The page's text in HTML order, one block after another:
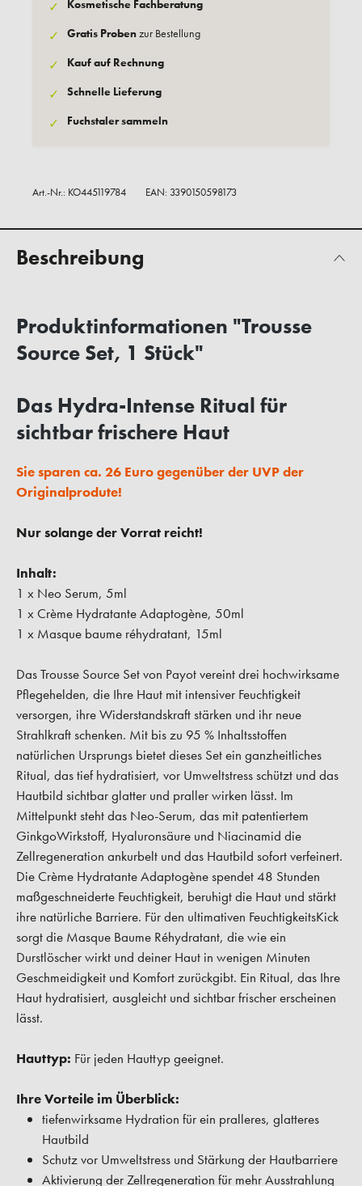
✓ Kosmetische Fachberatung
✓ Gratis Probenzur Bestellung
✓ Kauf auf Rechnung
✓ Schnelle Lieferung
✓ Fuchstaler sammeln
Art.-Nr.: KO445119784 EAN: 3390150598173
Beschreibung
Produktinformationen "Trousse
Source Set, 1 Stück"
Das Hydra-Intense Ritual für
sichtbar frischere Haut
Sie sparen ca. 26 Euro gegenüber der UVP der
Originalprodute!
Nur solange der Vorrat reicht!
Inhalt:
1 x Neo Serum, 5ml
1 x Crème Hydratante Adaptogène, 50ml
1 x Masque baume réhydratant, 15ml
Das Trousse Source Set von Payot vereint drei hochwirksame
Pflegehelden, die Ihre Haut mit intensiver Feuchtigkeit
versorgen, ihre Widerstandskraft stärken und ihr neue
Strahlkraft schenken. Mit bis zu 95 % Inhaltsstoffen
natürlichen Ursprungs bietet dieses Set ein ganzheitliches
Ritual, das tief hydratisiert, vor Umweltstress schützt und das
Hautbild sichtbar glatter und praller wirken lässt. Im
Mittelpunkt steht das Neo-Serum, das mit patentiertem
GinkgoWirkstoff, Hyaluronsäure und Niacinamid die
Zellregeneration ankurbelt und das Hautbild sofort verfeinert.
Die Crème Hydratante Adaptogène spendet 48 Stunden
maßgeschneiderte Feuchtigkeit, beruhigt die Haut und stärkt
ihre natürliche Barriere. Für den ultimativen FeuchtigkeitsKick
sorgt die Masque Baume Réhydratant, die wie ein
Durstlöscher wirkt und deiner Haut in wenigen Minuten
Geschmeidigkeit und Komfort zurückgibt. Ein Ritual, das Ihre
Haut hydratisiert, ausgleicht und sichtbar frischer erscheinen
lässt.
Hauttyp: Für jeden Hauttyp geeignet.
Ihre Vorteile im Überblick:
tiefenwirksame Hydration für ein pralleres, glatteres
Hautbild
Schutz vor Umweltstress und Stärkung der Hautbarriere
Aktivierung der Zellregeneration für mehr Ausstrahlung